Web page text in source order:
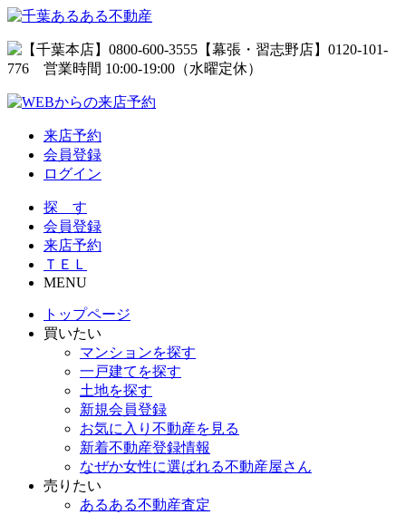
来店予約
会員登録
ログイン
探 す
会員登録
来店予約
ＴＥＬ
MENU
トップページ
買いたい
マンションを探す
一戸建てを探す
土地を探す
新規会員登録
お気に入り不動産を見る
新着不動産登録情報
なぜか女性に選ばれる不動産屋さん
売りたい
あるある不動産査定